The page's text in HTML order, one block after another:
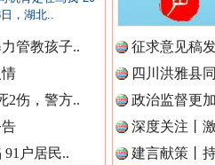
师在线.
参政网.中
，湖北..
管教孩子..
2伤，警方..
户居民..
征求意见稿
四川洪雅县
政治监督更
深度关注丨
建言献策丨